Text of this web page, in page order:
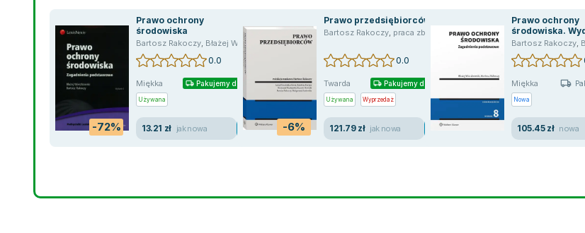
-72%
Prawo ochrony
środowiska
Bartosz Rakoczy, Błażej Wierzbowski ,Wierzbowski B. Rackoczy B.
0.0
Miękka Pakujemy dzisiaj
Używana
13.21 zł jak nowa -6%
Prawo przedsiębiorców
Bartosz Rakoczy, praca zbiorowa ,opracowanie zbiorowe
0.0
Twarda Pakujemy dzisiaj
Używana Wyprzedaż
121.79 zł jak nowa
Prawo ochrony
środowiska.
Bartosz Rakoczy,
Miękka
Nowa
105.45 zł nowa